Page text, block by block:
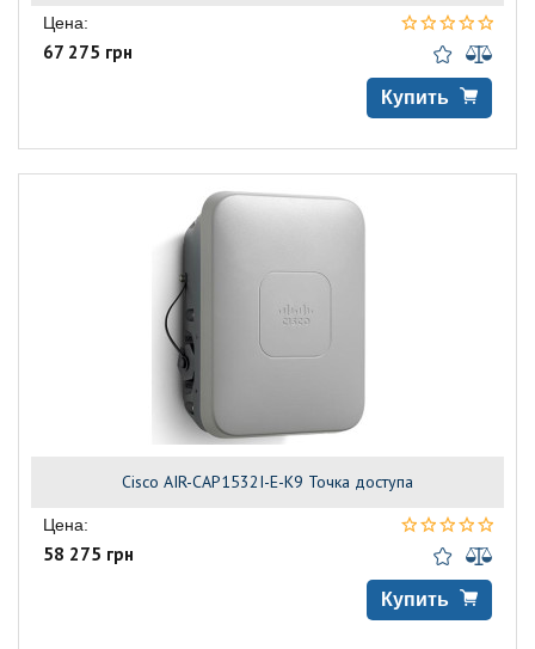
Цена:
67 275 грн
Купить
Cisco AIR-CAP1532I-E-K9 Точка доступа
Цена:
58 275 грн
Купить